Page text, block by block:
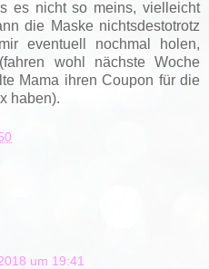
es nicht so meins, vielleicht
die Maske nichtsdestotrotz
eventuell nochmal holen,
wohl nächste Woche
Mama ihren Coupon für die
haben).
um 19:41